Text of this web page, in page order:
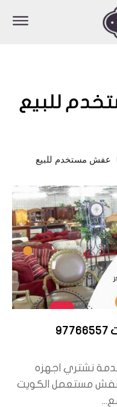
للبيع
عفش مستخدم للبيع
نشتري اجهزه
عفش مستعمل الكويت